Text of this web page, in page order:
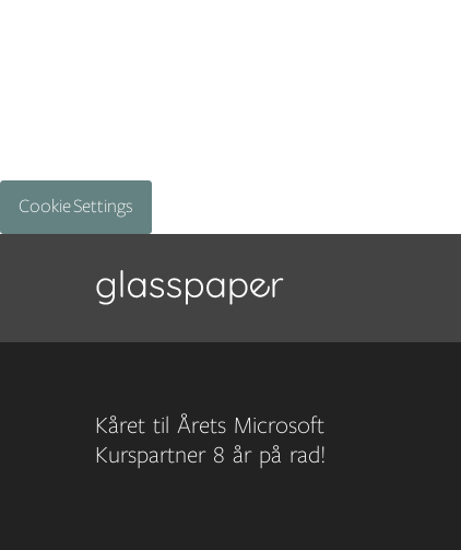
Cookie Settings
Kåret til Årets Microsoft
Kurspartner 8 år på rad!